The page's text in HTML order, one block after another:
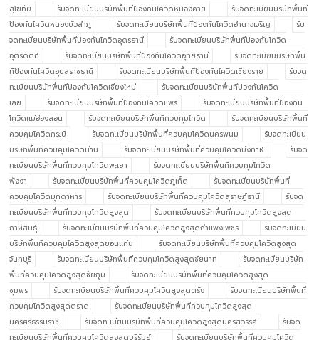
สุโขทัย
รับจดทะเบียนบริษัทพื้นทีป้องกันโควิดหนองคาย
รับจดทะเบียนบริษัทพื้นที
ป้องกันโควิดหนองบัวลำภู
รับจดทะเบียนบริษัทพื้นทีป้องกันโควิดอำนาจเจริญ
รับ
จดทะเบียนบริษัทพื้นทีป้องกันโควิดอุดรธานี
รับจดทะเบียนบริษัทพื้นทีป้องกันโควิด
อุตรดิตถ์
รับจดทะเบียนบริษัทพื้นทีป้องกันโควิดอุทัยธานี
รับจดทะเบียนบริษัทพื้น
ทีป้องกันโควิดอุบลราชธานี
รับจดทะเบียนบริษัทพื้นทีป้องกันโควิดเชียงราย
รับจด
ทะเบียนบริษัทพื้นทีป้องกันโควิดเชียงใหม่
รับจดทะเบียนบริษัทพื้นทีป้องกันโควิด
เลย
รับจดทะเบียนบริษัทพื้นทีป้องกันโควิดแพร่
รับจดทะเบียนบริษัทพื้นทีป้องกัน
โควิดแม่ฮ่องสอน
รับจดทะเบียนบริษัทพื้นที่ควบคุมโควิด
รับจดทะเบียนบริษัทพื้นที่
ควบคุมโควิดกระบี่
รับจดทะเบียนบริษัทพื้นที่ควบคุมโควิดนครพนม
รับจดทะเบียน
บริษัทพื้นที่ควบคุมโควิดน่าน
รับจดทะเบียนบริษัทพื้นที่ควบคุมโควิดบึงกาฬ
รับจด
ทะเบียนบริษัทพื้นที่ควบคุมโควิดพะเยา
รับจดทะเบียนบริษัทพื้นที่ควบคุมโควิด
พังงา
รับจดทะเบียนบริษัทพื้นที่ควบคุมโควิดภูเก็ต
รับจดทะเบียนบริษัทพื้นที่
ควบคุมโควิดมุกดาหาร
รับจดทะเบียนบริษัทพื้นที่ควบคุมโควิดสุราษฎ์ธานี
รับจด
ทะเบียนบริษัทพื้นที่ควบคุมโควิดสูงสุด
รับจดทะเบียนบริษัทพื้นที่ควบคุมโควิดสูงสุด
กาฬสินธุ์
รับจดทะเบียนบริษัทพื้นที่ควบคุมโควิดสูงสุดกำแพงเพชร
รับจดทะเบียน
บริษัทพื้นที่ควบคุมโควิดสูงสุดขอนแก่น
รับจดทะเบียนบริษัทพื้นที่ควบคุมโควิดสูงสุด
จันทบุรี
รับจดทะเบียนบริษัทพื้นที่ควบคุมโควิดสูงสุดชัยนาท
รับจดทะเบียนบริษัท
พื้นที่ควบคุมโควิดสูงสุดชัยภูมิ
รับจดทะเบียนบริษัทพื้นที่ควบคุมโควิดสูงสุด
ชุมพร
รับจดทะเบียนบริษัทพื้นที่ควบคุมโควิดสูงสุดตรัง
รับจดทะเบียนบริษัทพื้นที่
ควบคุมโควิดสูงสุดตราด
รับจดทะเบียนบริษัทพื้นที่ควบคุมโควิดสูงสุด
นครศรีธรรมราช
รับจดทะเบียนบริษัทพื้นที่ควบคุมโควิดสูงสุดนครสวรรค์
รับจด
ทะเบียนบริษัทพื้นที่ควบคุมโควิดสูงสุดบุรีรัมย์
รับจดทะเบียนบริษัทพื้นที่ควบคุมโควิด